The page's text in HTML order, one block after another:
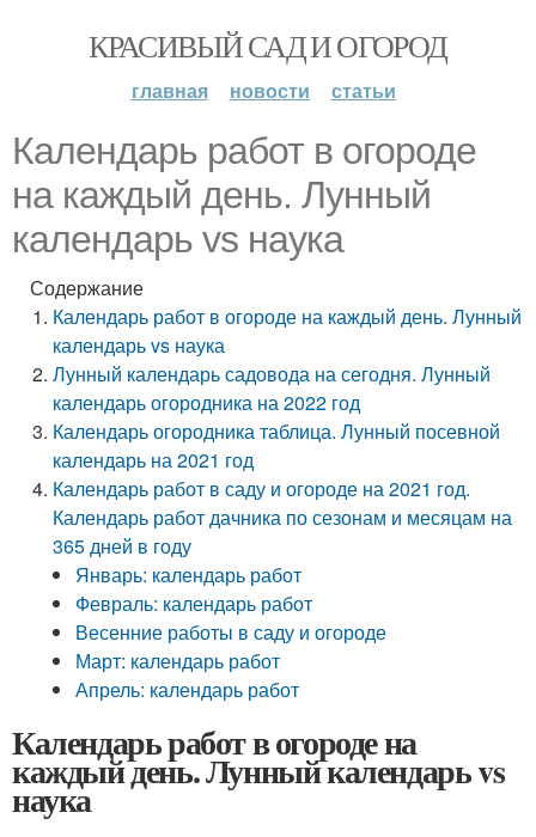
КРАСИВЫЙ САД И ОГОРОД
главная новости статьи
Календарь работ в огороде
на каждый день. Лунный
календарь vs наука
Содержание
Календарь работ в огороде на каждый день. Лунный
календарь vs наука
Лунный календарь садовода на сегодня. Лунный
календарь огородника на 2022 год
Календарь огородника таблица. Лунный посевной
календарь на 2021 год
Календарь работ в саду и огороде на 2021 год.
Календарь работ дачника по сезонам и месяцам на
365 дней в году
Январь: календарь работ
Февраль: календарь работ
Весенние работы в саду и огороде
Март: календарь работ
Апрель: календарь работ
Календарь работ в огороде на
каждый день. Лунный календарь vs
наука